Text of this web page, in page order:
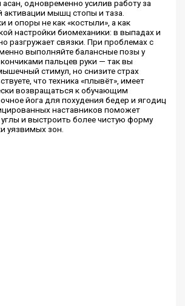
одновременно усилив работу за
активации мышц стопы и таза.
и опоры не как «костыли», а как
настройки биомеханики: в выпадах и
разгружает связки. При проблемах с
выполняйте балансные позы у
кончиками пальцев руки — так вы
стимул, но снизите страх
что техника «плывёт», имеет
возвращаться к обучающим
йога для похудения бедер и ягодиц
наставников поможет
и выстроить более чистую форму
уязвимых зон.